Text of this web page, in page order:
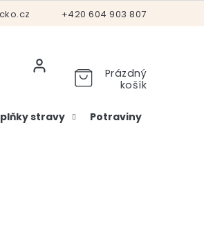
+420 604 903 807
Vrácení a reklamace
Prázdný
košík
stravy Potraviny